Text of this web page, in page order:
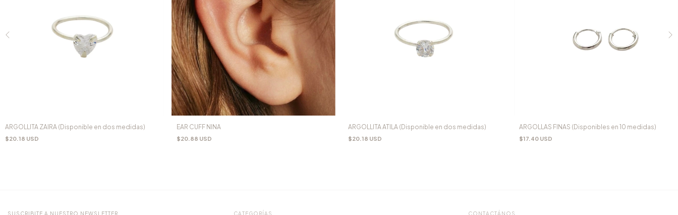
ARGOLLITA ZAIRA (Disponible en dos medidas)
$20.18 USD
EAR CUFF NINA
$20.88 USD
ARGOLLITA ATILA (Disponible en dos medidas)
$20.18 USD
ARGOLLAS FINAS (Disponibles en 10 medidas)
$17.40 USD
SUSCRIBITE A NUESTRO NEWSLETTER CATEGORÍAS CONTACTÁNOS